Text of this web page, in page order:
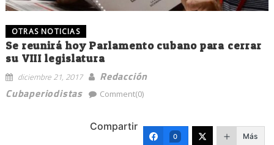
OTRAS NOTICIAS
Se reunirá hoy Parlamento cubano para cerrar
su VIII legislatura
diciembre 21, 2017
Redacción
Cubaperiodistas
Comment(0)
Compartir
0 Más